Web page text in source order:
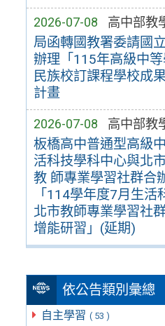
2026-07-08 高中部教
局函轉國教署委請國
辦理「115年高級中
民族校訂課程學校成果
計畫
2026-07-08 高中部教
板橋高中普通型高級
活科技學科中心與北
教 師專業學習社群合
「114學年度7月生活
北市教師專業學習社
增能研習」(延期)
依公告類別彙總
自主學習 ( 53 )